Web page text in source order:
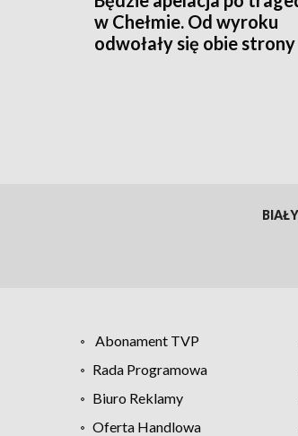
w Chełmie. Od wyroku
odwołały się obie strony
Abonament TVP
Rada Programowa
Biuro Reklamy
Oferta Handlowa